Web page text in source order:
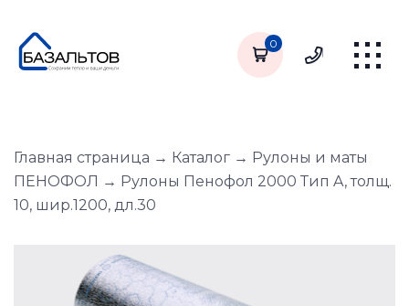
0
Главная страница → Каталог → Рулоны и маты
ПЕНОФОЛ → Рулоны Пенофол 2000 Тип A, толщ.
10, шир.1200, дл.30